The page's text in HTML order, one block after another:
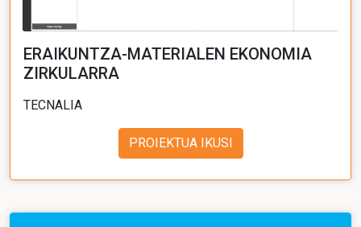
ERAIKUNTZA-MATERIALEN EKONOMIA
ZIRKULARRA
TECNALIA
PROIEKTUA IKUSI